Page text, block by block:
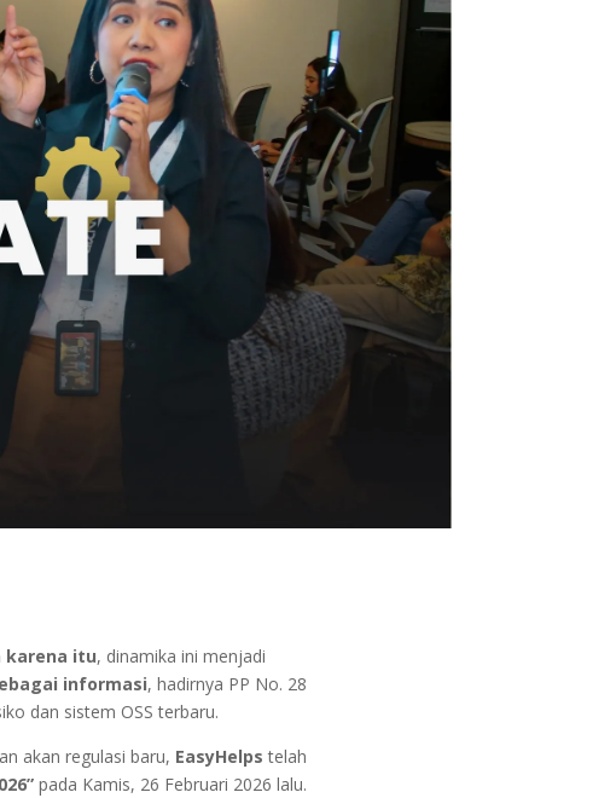
karena itu, dinamika ini menjadi
informasi, hadirnya PP No. 28
dan sistem OSS terbaru.
akan regulasi baru, EasyHelps telah
pada Kamis, 26 Februari 2026 lalu.